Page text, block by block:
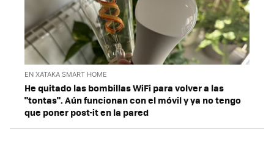
EN XATAKA SMART HOME
He quitado las bombillas WiFi para volver a las
"tontas". Aún funcionan con el móvil y ya no tengo
que poner post-it en la pared